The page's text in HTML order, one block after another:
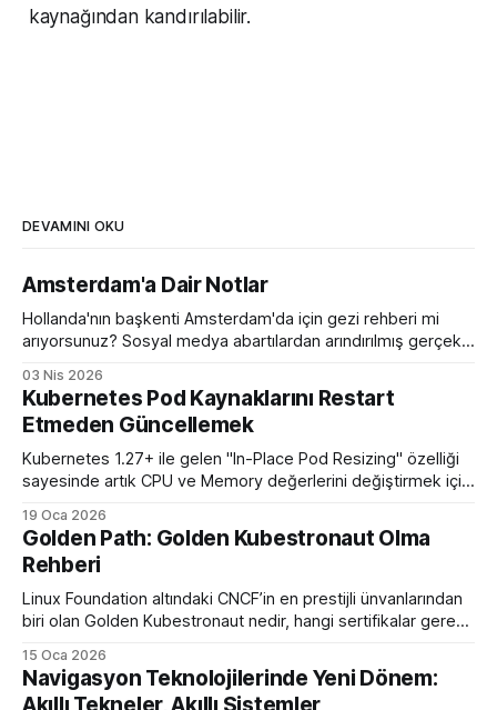
kaynağından kandırılabilir.
DEVAMINI OKU
Amsterdam'a Dair Notlar
Hollanda'nın başkenti Amsterdam'da için gezi rehberi mi
arıyorsunuz? Sosyal medya abartılardan arındırılmış gerçek
03 Nis 2026
Kubernetes Pod Kaynaklarını Restart
Etmeden Güncellemek
Kubernetes 1.27+ ile gelen "In-Place Pod Resizing" özelliği
sayesinde artık CPU ve Memory değerlerini değiştirmek için
19 Oca 2026
Golden Path: Golden Kubestronaut Olma
Rehberi
Linux Foundation altındaki CNCF’in en prestijli ünvanlarından
biri olan Golden Kubestronaut nedir, hangi sertifikalar gerekir
Golden Kubestronaut’undan adım adım başarı rehberi.
15 Oca 2026
Navigasyon Teknolojilerinde Yeni Dönem: